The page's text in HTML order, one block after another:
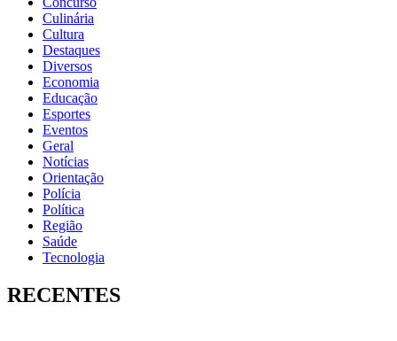
Culinária
Cultura
Destaques
Diversos
Economia
Educação
Esportes
Eventos
Geral
Notícias
Orientação
Polícia
Política
Região
Saúde
Tecnologia
RECENTES